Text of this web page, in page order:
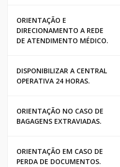
ORIENTAÇÃO E
DIRECIONAMENTO A REDE
DE ATENDIMENTO MÉDICO.
DISPONIBILIZAR A CENTRAL
OPERATIVA 24 HORAS.
ORIENTAÇÃO NO CASO DE
BAGAGENS EXTRAVIADAS.
ORIENTAÇÃO EM CASO DE
PERDA DE DOCUMENTOS.